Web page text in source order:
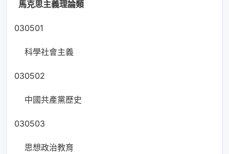
馬克思主義理論類
030501
科學社會主義
030502
中國共產黨歷史
030503
思想政治教育